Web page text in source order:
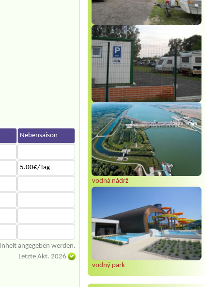
vodná nádrž
vodný park
Nebensaison
- -
5.00€/Tag
- -
- -
- -
- -
angegeben werden.
Letzte Akt. 2026